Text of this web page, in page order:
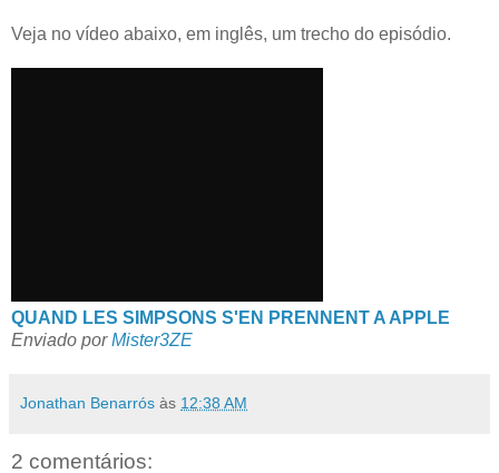
Veja no vídeo abaixo, em inglês, um trecho do episódio.
QUAND LES SIMPSONS S'EN PRENNENT A APPLE
Enviado porMister3ZE
Jonathan Benarrós às 12:38 AM
2 comentários: